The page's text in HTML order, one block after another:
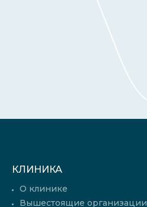
КЛИНИКА
О клинике
Вышестоящие организации